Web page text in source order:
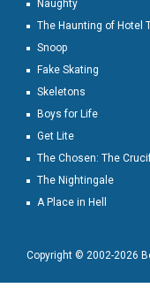
Naughty
The Haunting of Hotel
Snoop
Fake Skating
Skeletons
Boys for Life
Get Lite
The Chosen: The
The Nightingale
A Place in Hell
Copyright © 2002-2026